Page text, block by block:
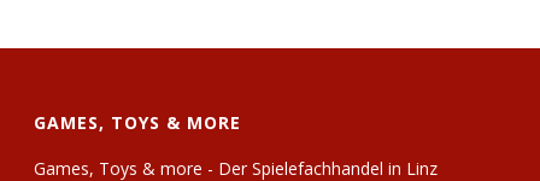
GAMES, TOYS & MORE
Games, Toys & more - Der Spielefachhandel in Linz